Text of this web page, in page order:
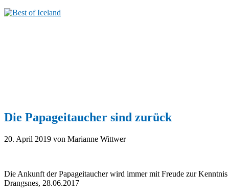
Die Papageitaucher sind zurück
20. April 2019 von Marianne Wittwer
Die Ankunft der Papageitaucher wird immer mit Freude zur
Drangsnes, 28.06.2017